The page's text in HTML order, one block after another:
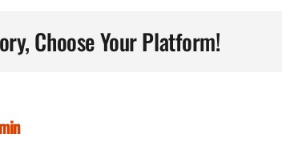
Choose Your Platform!